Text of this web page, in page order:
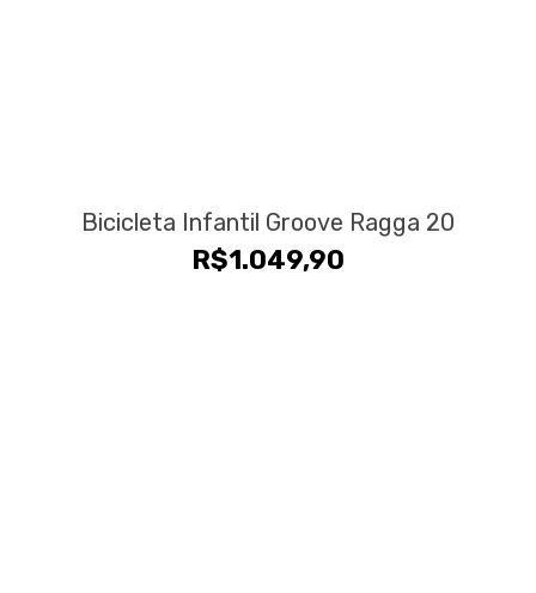
Bicicleta Infantil Groove Ragga 20
R$1.049,90